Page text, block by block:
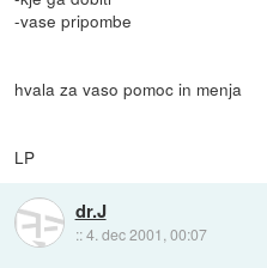
-vase pripombe
hvala za vaso pomoc in menja
LP
dr.J
::4. dec 2001, 00:07